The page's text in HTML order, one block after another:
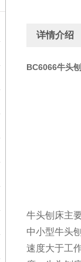
详情介绍
BC6066牛头
牛头刨床主
中小型牛头
速度大于工